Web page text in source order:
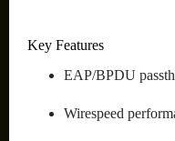
Key Features
EAP/BPDU
Wirespeed